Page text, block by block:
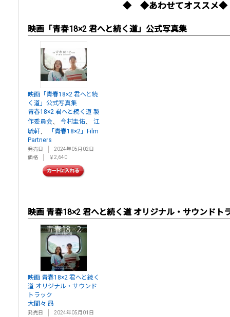
◆ ◆あわせてオスス
映画「青春18×2 君へと続く道」公式写真集
映画「青春18×2 君へと続
く道」公式写真集
青春18×2 君へと続く道 製
作委員会、 今村圭佑、 江
毓軒、
「青春18×2」Film
Partners
発売日
2024年05月02日
価格
￥2,640
映画 青春18×2 君へと続く道 オリジナル・サウンドト
映画 青春18×2 君へと続く
道 オリジナル・サウンド
トラック
大間々 昂
発売日
2024年05月01日